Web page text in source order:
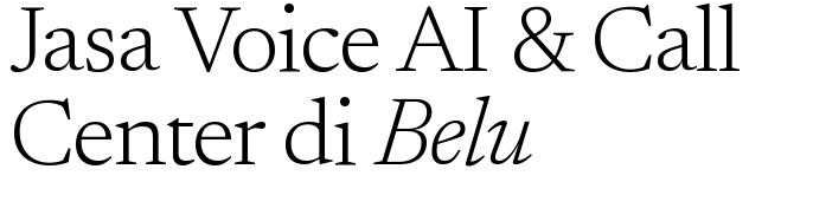
Jasa Voice AI & Call
Center diBelu